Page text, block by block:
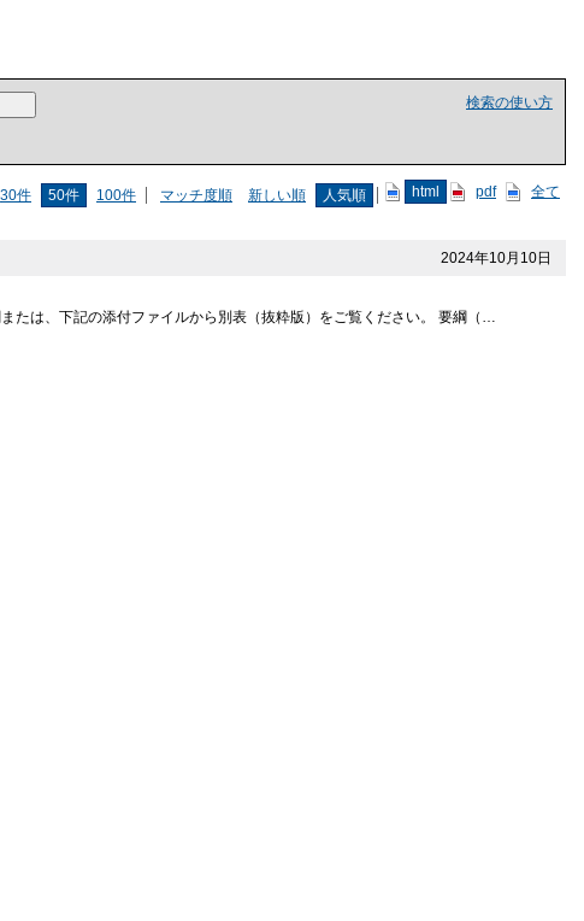
検索の使い方
30件 50件 100件 マッチ度順 新しい順 人気順 html pdf 全て
2024年10月10日
たは、下記の添付ファイルから別表（抜粋版）をご覧ください。 要綱（…